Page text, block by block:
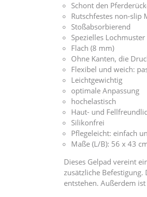
Schont den
Rutschfestes non-slip
Stoßabsorbierend
Spezielles
Flach (8 mm)
Ohne Kanten, die
Flexibel und weich:
Leichtgewichtig
optimale Anpassung
hochelastisch
Haut- und
Silikonfrei
Pflegeleicht: einfach
Maße (L/B): 56 x 43
Dieses Gelpad vereint
zusätzliche
entstehen. Außerdem